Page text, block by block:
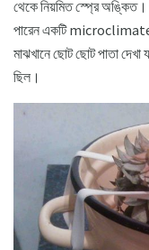
থেকে নিয়মিত স্প্রে
পারেন একটি
মাঝখানে ছোট ছোট পাতা
ছিল।